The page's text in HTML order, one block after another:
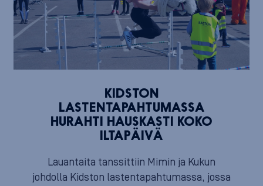
KIDSTON
LASTENTAPAHTUMASSA
HURAHTI HAUSKASTI KOKO
ILTAPÄIVÄ
Lauantaita tanssittiin Mimin ja Kukun
johdolla Kidston lastentapahtumassa, jossa